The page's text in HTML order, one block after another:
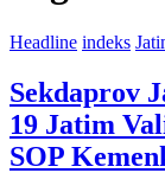
Headline indeks
Sekdaprov
19 Jatim
SOP